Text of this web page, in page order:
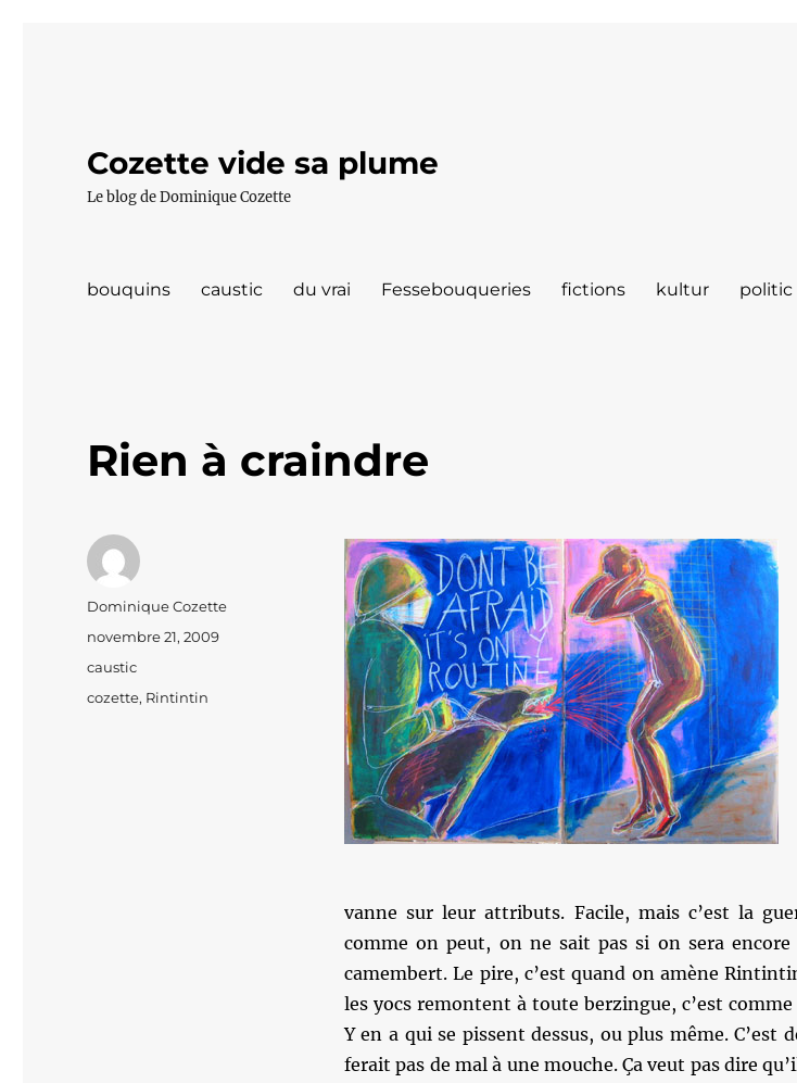
Cozette vide sa plume
Le blog de Dominique Cozette
bouquins caustic du vrai Fessebouqueries fictions kultur politic
Rien à craindre
vanne sur leur attributs. Facile, mais c’est la
comme on peut, on ne sait pas si on sera
camembert. Le pire, c’est quand on amène
les yocs remontent à toute berzingue, c’est comme
Y en a qui se pissent dessus, ou plus même. C’est
ferait pas de mal à une mouche. Ça veut pas dire
Auteur
Dominique Cozette
Publié
novembre 21, 2009
Catégories
caustic
Étiquettes
cozette, Rintintin